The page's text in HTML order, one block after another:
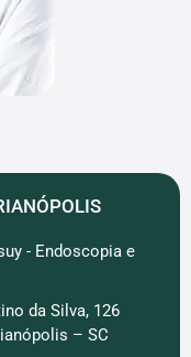
- Endoscopia e
da Silva, 126
– SC